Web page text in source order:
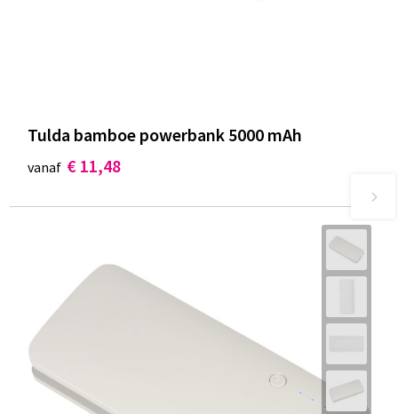
Tulda bamboe powerbank 5000 mAh
vanaf € 11,48